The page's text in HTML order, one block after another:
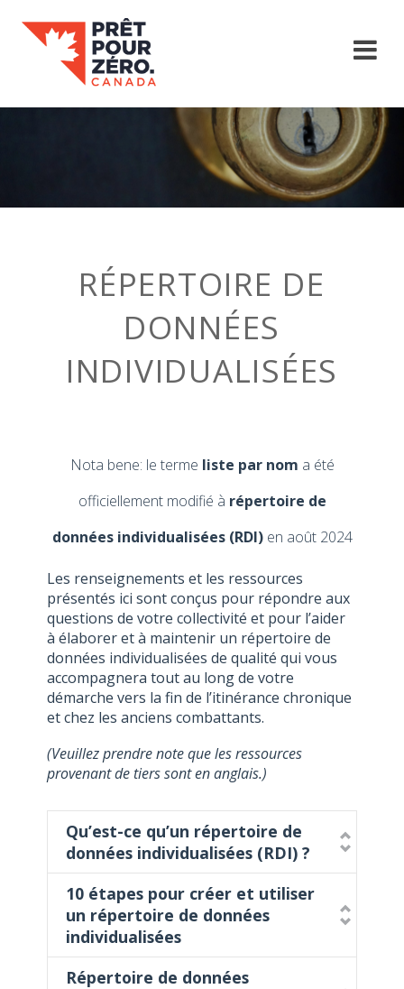
RÉPERTOIRE DE
DONNÉES
INDIVIDUALISÉES
Nota bene: le terme liste par nom a été
officiellement modifié à répertoire de
données individualisées (RDI)en août 2024
Les renseignements et les ressources
présentés ici sont conçus pour répondre aux
questions de votre collectivité et pour l’aider
à élaborer et à maintenir un répertoire de
données individualisées de qualité qui vous
accompagnera tout au long de votre
démarche vers la fin de l’itinérance chronique
et chez les anciens combattants.
(Veuillez prendre note que les ressources
provenant de tiers sont en anglais.)
Qu’est-ce qu’un répertoire de
données individualisées (RDI) ?
10 étapes pour créer et utiliser
un répertoire de données
individualisées
Répertoire de données